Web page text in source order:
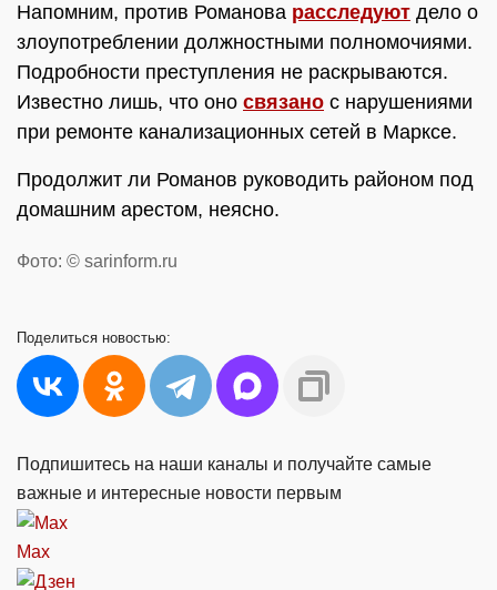
Напомним, против Романова расследуют дело о
злоупотреблении должностными полномочиями.
Подробности преступления не раскрываются.
Известно лишь, что оно связано с нарушениями
при ремонте канализационных сетей в Марксе.
Продолжит ли Романов руководить районом под
домашним арестом, неясно.
Фото: © sarinform.ru
Поделиться новостью:
Подпишитесь на наши каналы и получайте самые
важные и интересные новости первым
Max